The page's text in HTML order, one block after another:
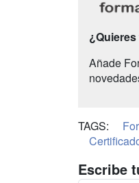
Añade
TAGS:
Escribe